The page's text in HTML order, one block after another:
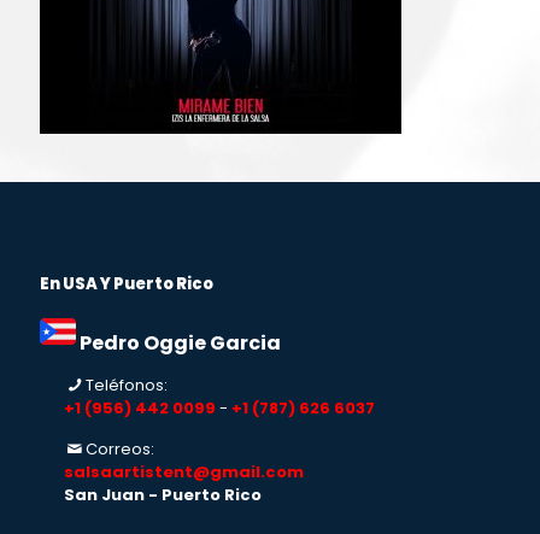
En USA Y Puerto Rico
Pedro Oggie Garcia
Teléfonos:
+1 (956) 442 0099 - +1 (787) 626 6037
Correos:
salsaartistent@gmail.com
San Juan - Puerto Rico